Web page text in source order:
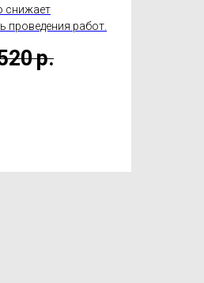
снижает
проведения работ.
р.